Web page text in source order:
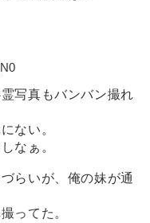
写真もバンバン撮れ
ない。
なぁ。
らいが、俺の妹が通
ってた。